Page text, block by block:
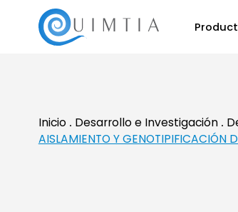
Inicio Desarrollo e Investigación
AISLAMIENTO Y GENOTIPIFICACIÓN